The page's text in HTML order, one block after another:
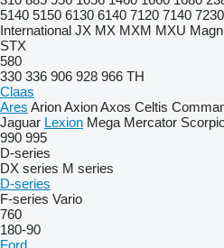
5140 5150 6130 6140 7120 7140 7230
International JX MX MXM MXU
STX
580
330 336 906 928 966 TH
Claas
Ares ArionAxionAxos Celtis
Jaguar Lexion Mega Mercator
990 995
D-series
DX series M series
D-series
F-series Vario
760
180-90
Ford